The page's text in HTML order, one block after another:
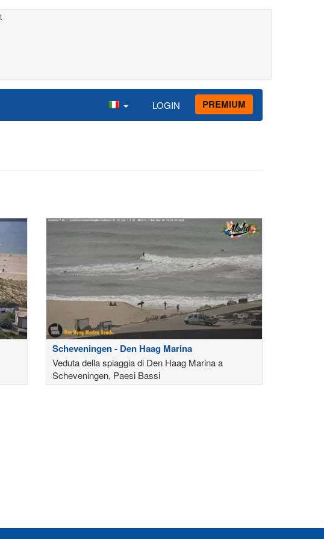
LOGIN PREMIUM
Scheveningen - Den Haag Marina
Veduta della spiaggia di Den Haag Marina a
Scheveningen, Paesi Bassi